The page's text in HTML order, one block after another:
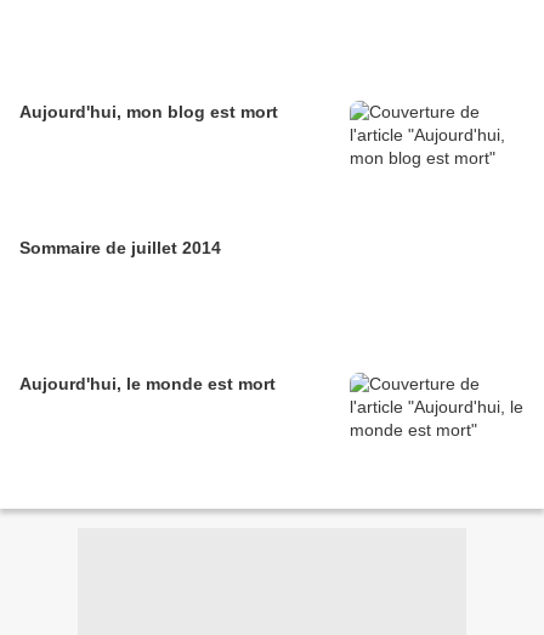
Aujourd'hui, mon blog est mort
Sommaire de juillet 2014
Aujourd'hui, le monde est mort